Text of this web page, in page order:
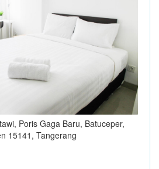
Poris Gaga Baru, Batuceper,
15141, Tangerang